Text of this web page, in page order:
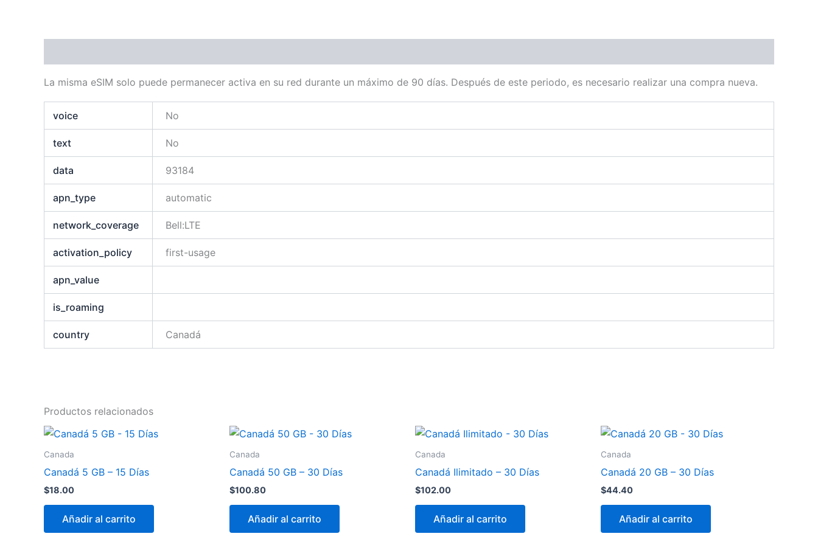
La misma eSIM solo puede permanecer activa en su red durante un máximo de 90 días. Después de este periodo, es necesario realizar una compra nueva.
voice No
text No
data 93184
apn_type automatic
network_coverage Bell:LTE
activation_policy first-usage
apn_value
is_roaming
country Canadá
Productos relacionados
Canada
Canadá 5 GB – 15 Días
$18.00
Añadir al carrito
Canada
Canadá 50 GB – 30 Días
$100.80
Añadir al carrito
Canada
Canadá Ilimitado – 30 Días
$102.00
Añadir al carrito
Canada
Canadá 20 GB – 30 Días
$44.40
Añadir al carrito